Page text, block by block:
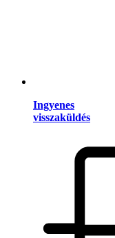
Ingyenes
visszaküldés